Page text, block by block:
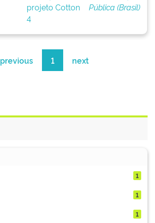
projeto Cotton
4
Pública (Brasil)
previous 1 next
1
1
1